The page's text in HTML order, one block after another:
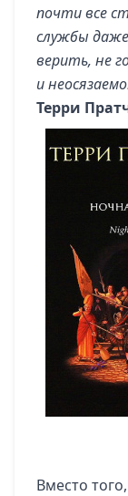
почти все
службы
верить, не
и
Терри
Вместо